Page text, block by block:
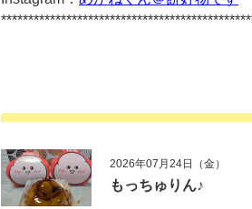
2026年07月24日（金）
もっちゅりん♪